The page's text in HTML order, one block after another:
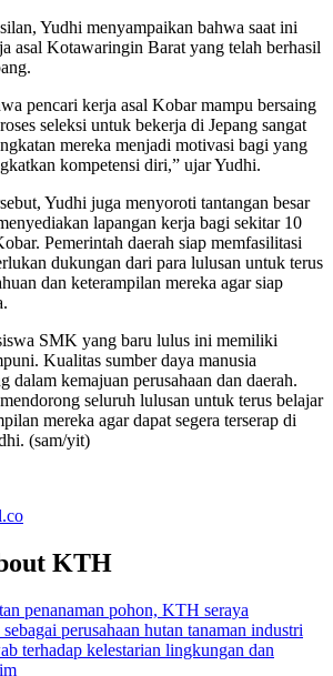
Yudhi menyampaikan bahwa saat ini
asal Kotawaringin Barat yang telah berhasil
pencari kerja asal Kobar mampu bersaing
seleksi untuk bekerja di Jepang sangat
mereka menjadi motivasi bagi yang
kompetensi diri,” ujar Yudhi.
Yudhi juga menyoroti tantangan besar
lapangan kerja bagi sekitar 10
Pemerintah daerah siap memfasilitasi
dukungan dari para lulusan untuk terus
dan keterampilan mereka agar siap
SMK yang baru lulus ini memiliki
Kualitas sumber daya manusia
dalam kemajuan perusahaan dan daerah.
seluruh lulusan untuk terus belajar
mereka agar dapat segera terserap di
(sam/yit)
KTH